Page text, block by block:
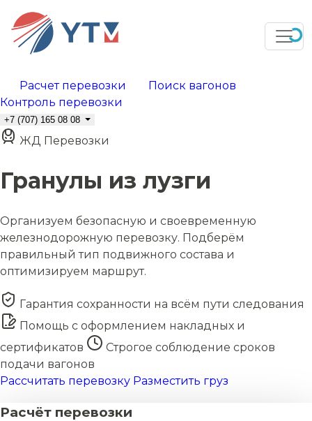
Расчет перевозки
Поиск вагонов
Контроль перевозки
+7 (707) 165 08 08
ЖД Перевозки
Гранулы из лузги
Организуем безопасную и своевременную
железнодорожную перевозку. Подберём
правильный тип подвижного состава и
оптимизируем маршрут.
Гарантия сохранности на всём пути следования
Помощь с оформлением накладных и
сертификатов
Строгое соблюдение сроков
подачи вагонов
Рассчитать перевозку Разместить груз
Расчёт перевозки